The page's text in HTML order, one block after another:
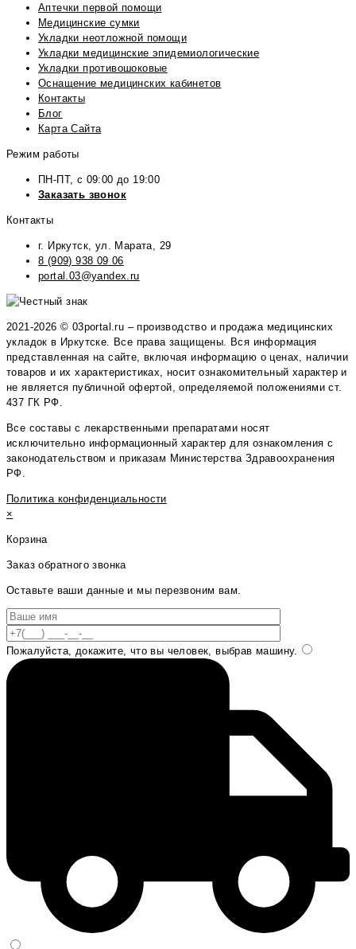
Аптечки первой помощи
Медицинские сумки
Укладки неотложной помощи
Укладки медицинские эпидемиологические
Укладки противошоковые
Оснащение медицинских кабинетов
Контакты
Блог
Карта Сайта
Режим работы
ПН-ПТ, с 09:00 до 19:00
Заказать звонок
Контакты
г. Иркутск, ул. Марата, 29
8 (909) 938 09 06
portal.03@yandex.ru
2021-2026 © 03portal.ru – производство и продажа медицинских
укладок в Иркутске. Все права защищены. Вся информация
представленная на сайте, включая информацию о ценах, наличии
товаров и их характеристиках, носит ознакомительный характер и
не является публичной офертой, определяемой положениями ст.
437 ГК РФ.
Все составы с лекарственными препаратами носят
исключительно информационный характер для ознакомления с
законодательством и приказам Министерства Здравоохранения
РФ.
Политика конфиденциальности
×
Корзина
Заказ обратного звонка
Оставьте ваши данные и мы перезвоним вам.
Пожалуйста, докажите, что вы человек, выбрав машину.